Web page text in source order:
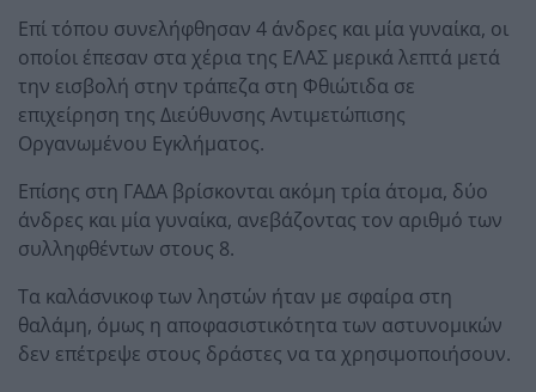
Επί τόπου συνελήφθησαν 4 άνδρες και μία γυναίκα, οι
οποίοι έπεσαν στα χέρια της ΕΛΑΣ μερικά λεπτά μετά
την εισβολή στην τράπεζα στη Φθιώτιδα σε
επιχείρηση της Διεύθυνσης Αντιμετώπισης
Οργανωμένου Εγκλήματος.
Επίσης στη ΓΑΔΑ βρίσκονται ακόμη τρία άτομα, δύο
άνδρες και μία γυναίκα, ανεβάζοντας τον αριθμό των
συλληφθέντων στους 8.
Τα καλάσνικοφ των ληστών ήταν με σφαίρα στη
θαλάμη, όμως η αποφασιστικότητα των αστυνομικών
δεν επέτρεψε στους δράστες να τα χρησιμοποιήσουν.